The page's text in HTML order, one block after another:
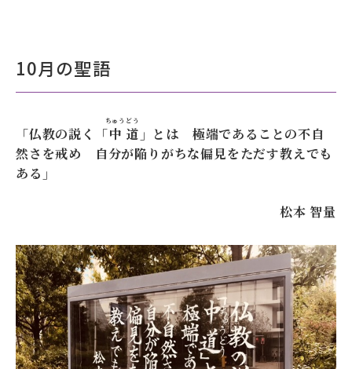
サイトポリシー サイトマップ
10月の聖語
「仏教の説く「中
ちゅう
道
どう
」とは 極端であることの不自
然さを戒め 自分が陥りがちな偏見をただす教えでも
ある 」
松本 智量